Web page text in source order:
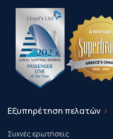
Εξυπηρέτηση πελατών
Συχνές ερωτήσεις